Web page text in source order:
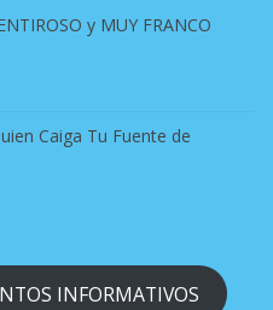
INFORMATIVOS